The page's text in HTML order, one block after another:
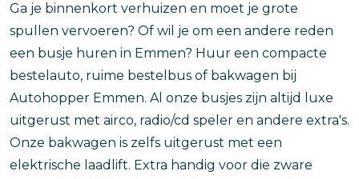
Ga je binnenkort verhuizen en moet je grote
spullen vervoeren? Of wil je om een andere reden
een busje huren in Emmen? Huur een compacte
bestelauto, ruime bestelbus of bakwagen bij
Autohopper Emmen. Al onze busjes zijn altijd luxe
uitgerust met airco, radio/cd speler en andere extra's.
Onze bakwagen is zelfs uitgerust met een
elektrische laadlift. Extra handig voor die zware